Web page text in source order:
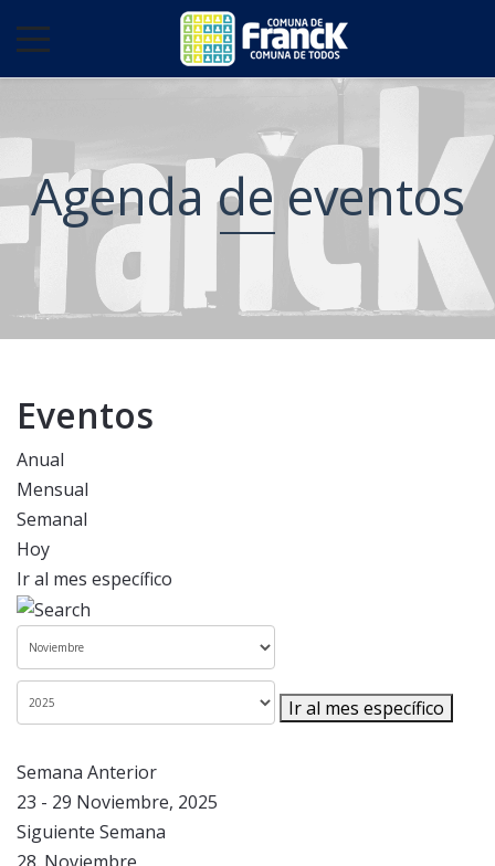
Agenda de eventos
Eventos
Anual
Mensual
Semanal
Hoy
Ir al mes específico
Ir al mes específico
Semana Anterior
23 - 29 Noviembre, 2025
Siguiente Semana